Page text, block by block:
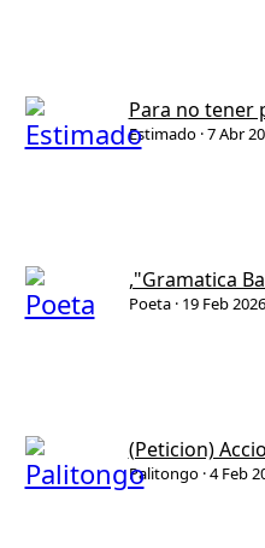
Para no tener
Estimado 7 Abr
,"Gramatica
Poeta 19 Feb 2026
(Peticion)
Palitongo 4 Feb